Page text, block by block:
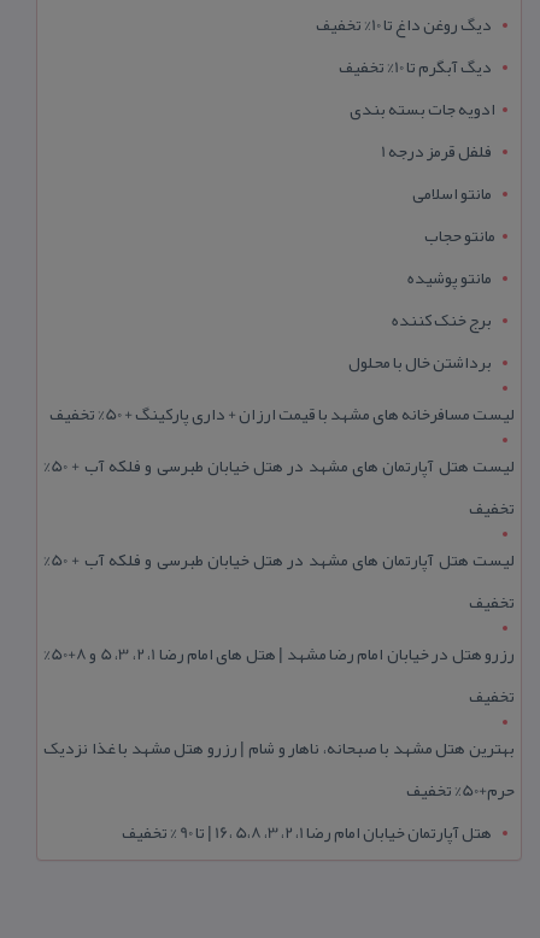
دیگ روغن داغ تا 10% تخفیف
دیگ آبگرم تا 10% تخفیف
ادویه جات بسته بندی
فلفل قرمز درجه 1
مانتو اسلامی
مانتو حجاب
مانتو پوشیده
برج خنک کننده
برداشتن خال با محلول
لیست مسافرخانه های مشهد با قیمت ارزان + داری پارکینگ + 50% تخفیف
لیست هتل آپارتمان های مشهد در هتل خیابان طبرسی و فلکه آب + 50%
تخفیف
لیست هتل آپارتمان های مشهد در هتل خیابان طبرسی و فلکه آب + 50%
تخفیف
رزرو هتل در خیابان امام رضا مشهد | هتل‌ های امام رضا 1، 2، 3، 5 و 8+50%
تخفیف
بهترین هتل مشهد با صبحانه، ناهار و شام | رزرو هتل مشهد با غذا نزدیک
حرم+50% تخفیف
هتل آپارتمان خیابان امام رضا 1، 2، 3، 5،8 ،16 | تا 90 % تخفیف